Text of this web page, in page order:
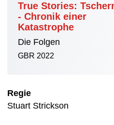
True Stories:
- Chronik einer
Katastrophe
Die Folgen
GBR 2022
Regie
Stuart Strickson